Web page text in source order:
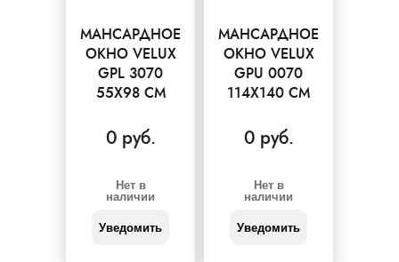
МАНСАРДНОЕ
ОКНО VELUX
GPL 3070
55X98 СМ
0 руб.
Нет в
наличии
Уведомить
МАНСАРДНОЕ
ОКНО VELUX
GPU 0070
114X140 СМ
0 руб.
Нет в
наличии
Уведомить